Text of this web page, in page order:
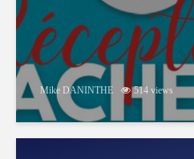
Mike DANINTHE 514 views